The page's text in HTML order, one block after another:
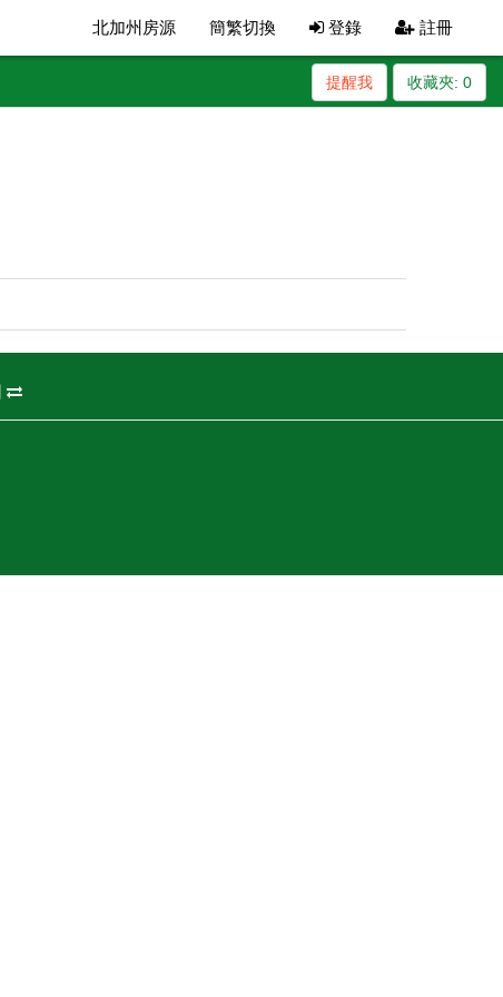
北加州房源 簡繁切換 登錄 註冊
收藏夾: 0
提醒我